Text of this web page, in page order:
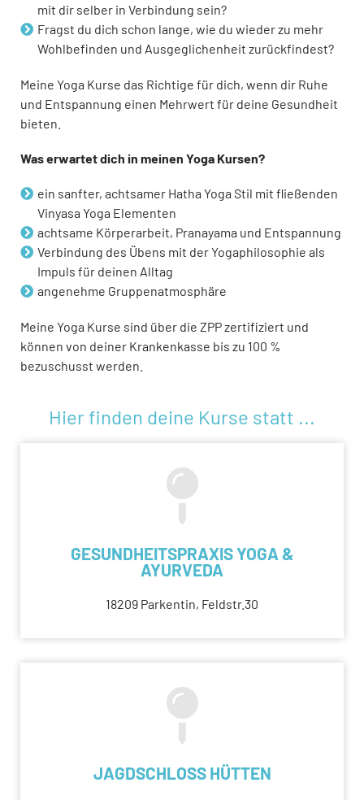
mit dir selber in Verbindung sein?
Fragst du dich schon lange, wie du wieder zu mehr
Wohlbefinden und Ausgeglichenheit zurückfindest?
Meine Yoga Kurse das Richtige für dich, wenn dir Ruhe
und Entspannung einen Mehrwert für deine Gesundheit
bieten.
Was erwartet dich in meinen Yoga Kursen?
ein sanfter, achtsamer Hatha Yoga Stil mit fließenden
Vinyasa Yoga Elementen
achtsame Körperarbeit, Pranayama und Entspannung
Verbindung des Übens mit der Yogaphilosophie als
Impuls für deinen Alltag
angenehme Gruppenatmosphäre
Meine Yoga Kurse sind über die ZPP zertifiziert und
können von deiner Krankenkasse bis zu 100 %
bezuschusst werden.
Hier finden deine Kurse statt ...
GESUNDHEITSPRAXIS YOGA &
AYURVEDA
18209 Parkentin, Feldstr.30
JAGDSCHLOSS HÜTTEN